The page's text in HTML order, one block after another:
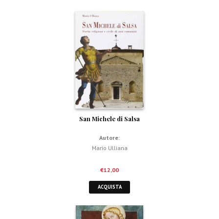
San Michele di Salsa
Autore:
Mario Ulliana
€12,00
ACQUISTA